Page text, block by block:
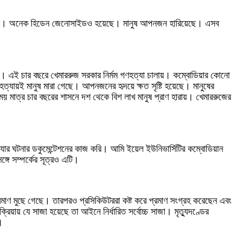
অনেক হিডেন জেনোসাইডও হয়েছে। মানুষ আপনজন হারিয়েছে। এসব
চার বছরে খেমাররুজ সরকার নির্মম গণহত্যা চালায়। কম্বোডিয়ার কোনো
মানুষ মারা গেছে। আপনজনের হৃদয়ে ক্ষত সৃষ্টি হয়েছে। মানুষের
চার বছরের শাসনে দশ থেকে বিশ লাখ মানুষ প্রাণ হারায়। খেমাররুজের
ডকুমেন্টেশনের কাজ করি। আমি ইয়েল ইউনিভার্সিটির কম্বোডিয়ান
সম্পর্কের সূত্রও এটি।
মুছে গেছে। তারপরও প্রসিকিউটররা কষ্ট করে প্রমাণ সংগ্রহ করেছেন এবং
যে সাজা হয়েছে তা আইনে নির্ধারিত সর্বোচ্চ সাজা। মৃত্যুদণ্ডের